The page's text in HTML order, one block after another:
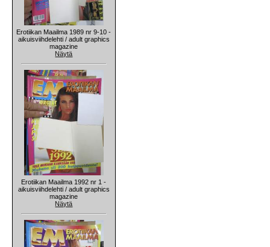
Erotiikan Maailma 1989 nr 9-10 -
aikuisviihdelehti / adult graphics
magazine
Näytä
Erotiikan Maailma 1992 nr 1 -
aikuisviihdelehti / adult graphics
magazine
Näytä